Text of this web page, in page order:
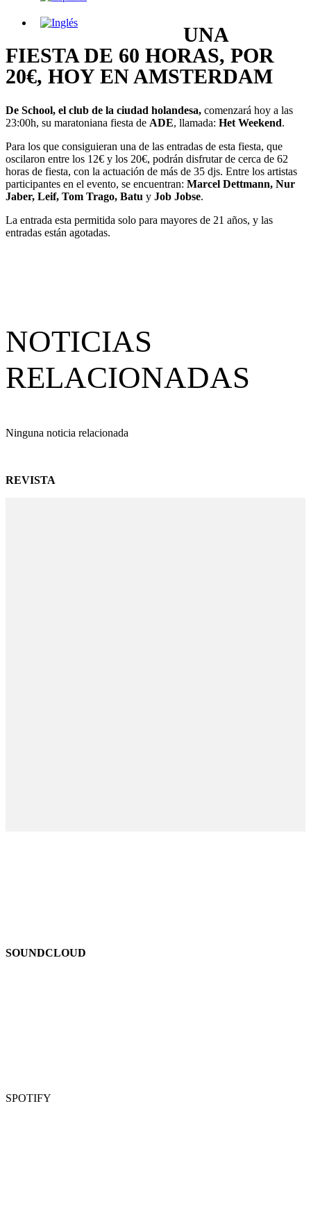
UNA
FIESTA DE 60 HORAS, POR
20€, HOY EN AMSTERDAM
De School, el club de la ciudad holandesa, comenzará hoy a las
23:00h, su maratoniana fiesta de ADE, llamada: Het Weekend.
Para los que consiguieran una de las entradas de esta fiesta, que
oscilaron entre los 12€ y los 20€, podrán disfrutar de cerca de 62
horas de fiesta, con la actuación de más de 35 djs. Entre los artistas
participantes en el evento, se encuentran: Marcel Dettmann, Nur
Jaber, Leif, Tom Trago, Batu y Job Jobse.
La entrada esta permitida solo para mayores de 21 años, y las
entradas están agotadas.
NOTICIAS
RELACIONADAS
Ninguna noticia relacionada
REVISTA
SOUNDCLOUD
SPOTIFY